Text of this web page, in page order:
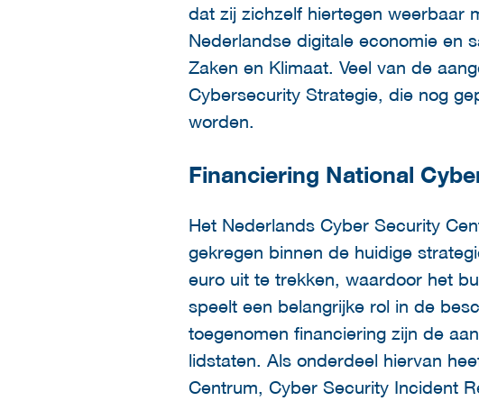
dat zij zichzelf hiertegen weerbaar
Nederlandse digitale economie en
Zaken en Klimaat. Veel van de
Cybersecurity Strategie, die nog
worden.
Financiering National
Het Nederlands Cyber Security
gekregen binnen de huidige
euro uit te trekken, waardoor het
speelt een belangrijke rol in de
toegenomen financiering zijn de
lidstaten. Als onderdeel hiervan
Centrum, Cyber Security Incident